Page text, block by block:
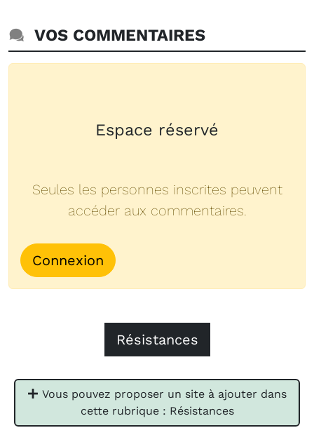
VOS COMMENTAIRES
Espace réservé
Seules les personnes inscrites peuvent
accéder aux commentaires.
Connexion
Résistances
Vous pouvez proposer un site à ajouter dans
cette rubrique : Résistances